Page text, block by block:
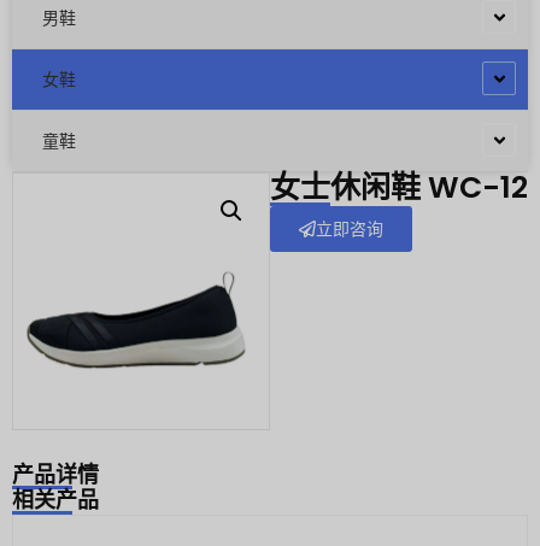
男鞋
女鞋
童鞋
女士休闲鞋 WC-12
立即咨询
产品详情
相关产品